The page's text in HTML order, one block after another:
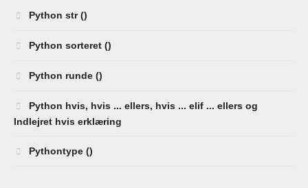
Python str ()
Python sorteret ()
Python runde ()
Python hvis, hvis ... ellers, hvis ... elif ... ellers og
Indlejret hvis erklæring
Pythontype ()